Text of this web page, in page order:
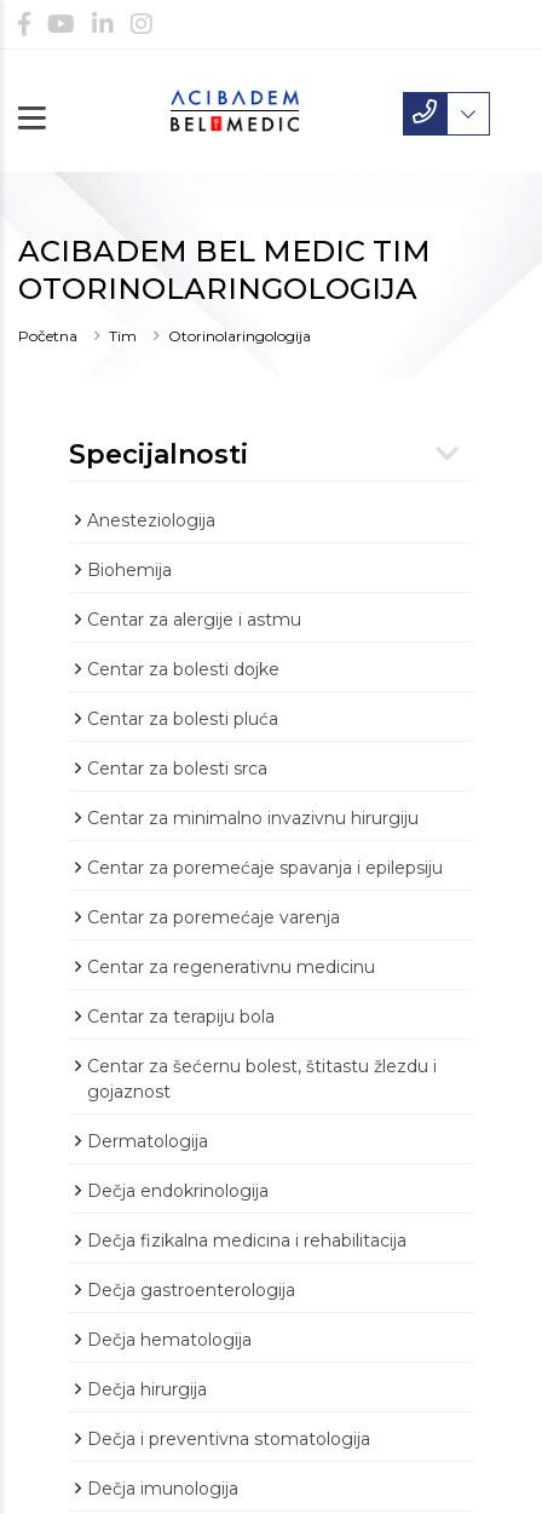
ACIBADEM BEL MEDIC TIM
OTORINOLARINGOLOGIJA
Početna Tim Otorinolaringologija
Specijalnosti
Anesteziologija
Biohemija
Centar za alergije i astmu
Centar za bolesti dojke
Centar za bolesti pluća
Centar za bolesti srca
Centar za minimalno invazivnu hirurgiju
Centar za poremećaje spavanja i epilepsiju
Centar za poremećaje varenja
Centar za regenerativnu medicinu
Centar za terapiju bola
Centar za šećernu bolest, štitastu žlezdu i
gojaznost
Dermatologija
Dečja endokrinologija
Dečja fizikalna medicina i rehabilitacija
Dečja gastroenterologija
Dečja hematologija
Dečja hirurgija
Dečja i preventivna stomatologija
Dečja imunologija